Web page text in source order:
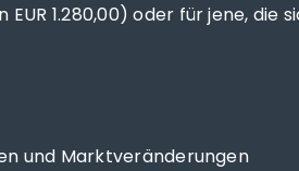
1.280,00) oder für jene, die
und Marktveränderungen